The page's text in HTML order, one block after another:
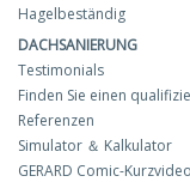
Hagelbeständig
DACHSANIERUNG
Testimonials
Finden Sie einen
Referenzen
Simulator ＆ Kalkulator
GERARD Comic-